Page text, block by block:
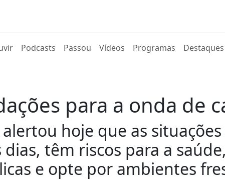
(current)
Podcasts Passou Vídeos Programas Destaques
para a onda de
hoje que as
têm riscos para a
e opte por ambientes